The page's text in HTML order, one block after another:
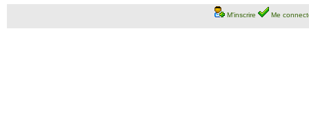
M'inscrire Me